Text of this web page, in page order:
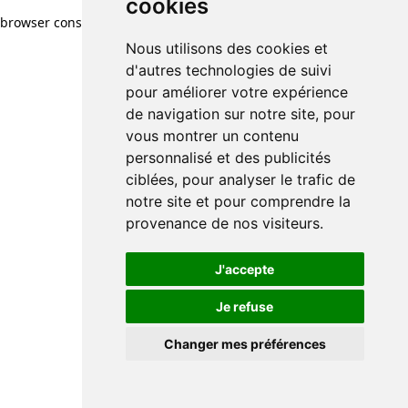
cookies
Nous utilisons des cookies et
d'autres technologies de suivi
pour améliorer votre expérience
de navigation sur notre site, pour
vous montrer un contenu
personnalisé et des publicités
ciblées, pour analyser le trafic de
notre site et pour comprendre la
provenance de nos visiteurs.
J'accepte
Je refuse
Changer mes préférences
browser console for more information)